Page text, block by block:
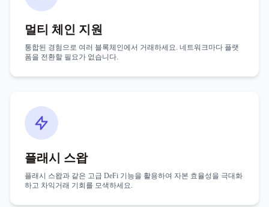
멀티 체인 지원
통합된 경험으로 여러 블록체인에서 거래하세요. 네트워크마다 플랫
폼을 전환할 필요가 없습니다.
플래시 스왑
플래시 스왑과 같은 고급 DeFi 기능을 활용하여 자본 효율성을 극대화
하고 차익거래 기회를 모색하세요.